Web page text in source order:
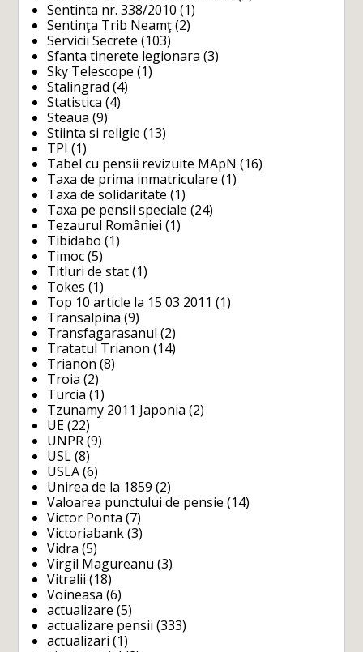
Sentinta nr. 338/2010 (1)
Sentinţa Trib Neamţ (2)
Servicii Secrete (103)
Sfanta tinerete legionara (3)
Sky Telescope (1)
Stalingrad (4)
Statistica (4)
Steaua (9)
Stiinta si religie (13)
TPI (1)
Tabel cu pensii revizuite MApN (16)
Taxa de prima inmatriculare (1)
Taxa de solidaritate (1)
Taxa pe pensii speciale (24)
Tezaurul României (1)
Tibidabo (1)
Timoc (5)
Titluri de stat (1)
Tokes (1)
Top 10 article la 15 03 2011 (1)
Transalpina (9)
Transfagarasanul (2)
Tratatul Trianon (14)
Trianon (8)
Troia (2)
Turcia (1)
Tzunamy 2011 Japonia (2)
UE (22)
UNPR (9)
USL (8)
USLA (6)
Unirea de la 1859 (2)
Valoarea punctului de pensie (14)
Victor Ponta (7)
Victoriabank (3)
Vidra (5)
Virgil Magureanu (3)
Vitralii (18)
Voineasa (6)
actualizare (5)
actualizare pensii (333)
actualizari (1)